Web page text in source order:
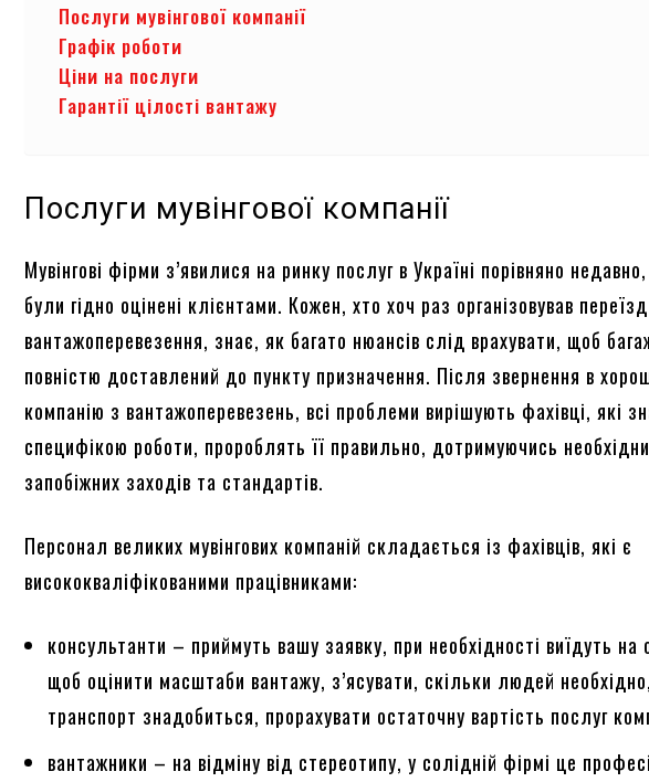
Послуги мувінгової компанії
Графік роботи
Ціни на послуги
Гарантії цілості вантажу
Послуги мувінгової компанії
Мувінгові фірми з’явилися на ринку послуг в Україні порівняно
були гідно оцінені клієнтами. Кожен, хто хоч раз організовував
вантажоперевезення, знає, як багато нюансів слід врахувати, щоб
повністю доставлений до пункту призначення. Після звернення в
компанію з вантажоперевезень, всі проблеми вирішують фахівці, які
специфікою роботи, пророблять її правильно, дотримуючись
запобіжних заходів та стандартів.
Персонал великих мувінгових компаній складається із фахівців, які є
висококваліфікованими працівниками:
консультанти – приймуть вашу заявку, при необхідності виїдуть на
щоб оцінити масштаби вантажу, з’ясувати, скільки людей
транспорт знадобиться, прорахувати остаточну вартість послуг
вантажники – на відміну від стереотипу, у солідній фірмі це